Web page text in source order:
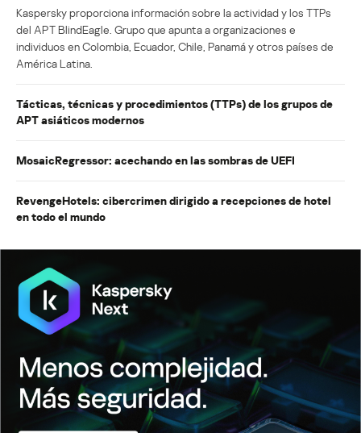
Kaspersky proporciona información sobre la actividad y los TTPs
del APT BlindEagle. Grupo que apunta a organizaciones e
individuos en Colombia, Ecuador, Chile, Panamá y otros países de
América Latina.
Tácticas, técnicas y procedimientos (TTPs) de los grupos de
APT asiáticos modernos
MosaicRegressor: acechando en las sombras de UEFI
RevengeHotels: cibercrimen dirigido a recepciones de hotel
en todo el mundo